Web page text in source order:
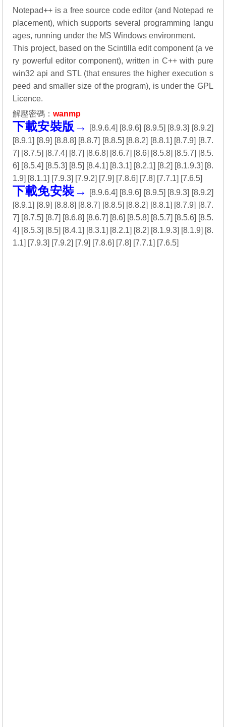
Notepad++ is a free source code editor (and Notepad re
placement), which supports several programming langu
ages, running under the MS Windows environment.
This project, based on the Scintilla edit component (a ve
ry powerful editor component), written in C++ with pure
win32 api and STL (that ensures the higher execution s
peed and smaller size of the program), is under the GPL
Licence.
解壓密碼：wanmp
下載安裝版→ [8.9.6.4] [8.9.6] [8.9.5] [8.9.3] [8.9.2]
[8.9.1] [8.9] [8.8.8] [8.8.7] [8.8.5] [8.8.2] [8.8.1] [8.7.9] [8.7.
7] [8.7.5] [8.7.4] [8.7] [8.6.8] [8.6.7] [8.6] [8.5.8] [8.5.7] [8.5.
6] [8.5.4] [8.5.3] [8.5] [8.4.1] [8.3.1] [8.2.1] [8.2] [8.1.9.3] [8.
1.9] [8.1.1] [7.9.3] [7.9.2] [7.9] [7.8.6] [7.8] [7.7.1] [7.6.5]
下載免安裝→ [8.9.6.4] [8.9.6] [8.9.5] [8.9.3] [8.9.2]
[8.9.1] [8.9] [8.8.8] [8.8.7] [8.8.5] [8.8.2] [8.8.1] [8.7.9] [8.7.
7] [8.7.5] [8.7] [8.6.8] [8.6.7] [8.6] [8.5.8] [8.5.7] [8.5.6] [8.5.
4] [8.5.3] [8.5] [8.4.1] [8.3.1] [8.2.1] [8.2] [8.1.9.3] [8.1.9] [8.
1.1] [7.9.3] [7.9.2] [7.9] [7.8.6] [7.8] [7.7.1] [7.6.5]